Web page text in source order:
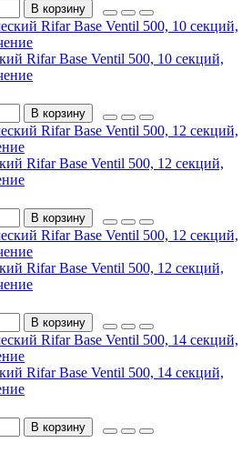
В корзину
Rifar Base Ventil 500, 10 секций,
В корзину
Rifar Base Ventil 500, 12 секций,
В корзину
Rifar Base Ventil 500, 12 секций,
В корзину
Rifar Base Ventil 500, 14 секций,
В корзину